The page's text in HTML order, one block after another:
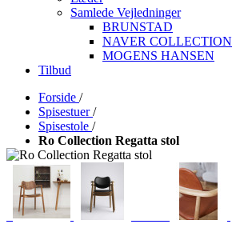
Samlede Vejledninger
BRUNSTAD
NAVER COLLECTION
MOGENS HANSEN
Tilbud
Forside /
Spisestuer /
Spisestole /
Ro Collection Regatta stol